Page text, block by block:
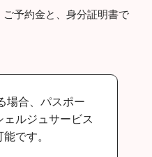
予約金と、身分証明書で
場合、パスポー
ェルジュサービス
です。